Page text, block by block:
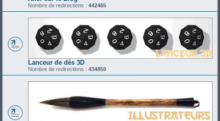
Nombre de redirections : 442465
Lanceur de dés 3D
Nombre de redirections : 434859